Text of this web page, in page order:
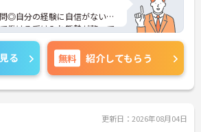
◎自分の経験に自信がない…
働ける受け入れ態勢が整って
リハリをつけた勤務も可能で
接対策ポイントなど、さらに
すのでお気軽にご相談くださ
る 無料 紹介してもらう
更新日：2026年08月04日